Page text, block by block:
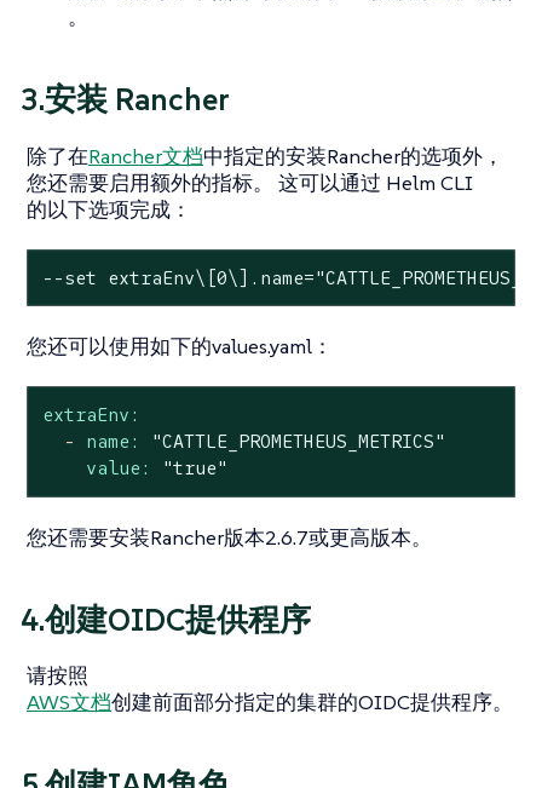
。
3.安装 Rancher
除了在Rancher文档中指定的安装Rancher的选项外，
您还需要启用额外的指标。 这可以通过 Helm CLI
的以下选项完成：
--set extraEnv\[0\].name=
您还可以使用如下的values.yaml：
extraEnv:
-
name:
"CATTLE_PROMETHEUS_METRICS"
value:
"true"
您还需要安装Rancher版本2.6.7或更高版本。
4.创建OIDC提供程序
请按照
AWS文档创建前面部分指定的集群的OIDC提供程序。